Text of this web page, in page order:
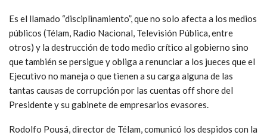
Es el llamado “disciplinamiento”, que no solo afecta a los medios
públicos (Télam, Radio Nacional, Televisión Pública, entre
otros) y la destrucción de todo medio crítico al gobierno sino
que también se persigue y obliga a renunciar a los jueces que el
Ejecutivo no maneja o que tienen a su carga alguna de las
tantas causas de corrupción por las cuentas off shore del
Presidente y su gabinete de empresarios evasores.
Rodolfo Pousá, director de Télam, comunicó los despidos con la